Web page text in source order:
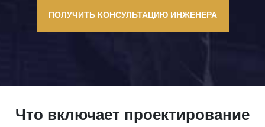
ПОЛУЧИТЬ КОНСУЛЬТАЦИЮ ИНЖЕНЕРА
Что включает проектирование